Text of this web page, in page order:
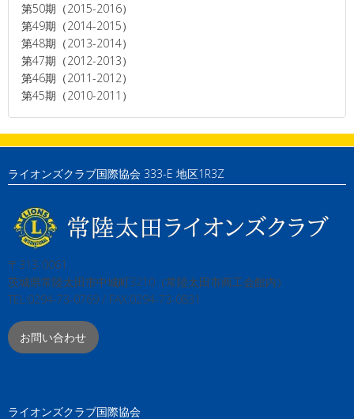
第50期（2015-2016）
第49期（2014-2015）
第48期（2013-2014）
第47期（2012-2013）
第46期（2011-2012）
第45期（2010-2011）
ライオンズクラブ国際協会 333-E 地区1R3Z
〒313-0061
茨城県常陸太田市中城町3210（常陸太田市商工会館内）
TEL:0294-73-0769 / FAX:0294-73-0831
お問い合わせ
ライオンズクラブ国際協会